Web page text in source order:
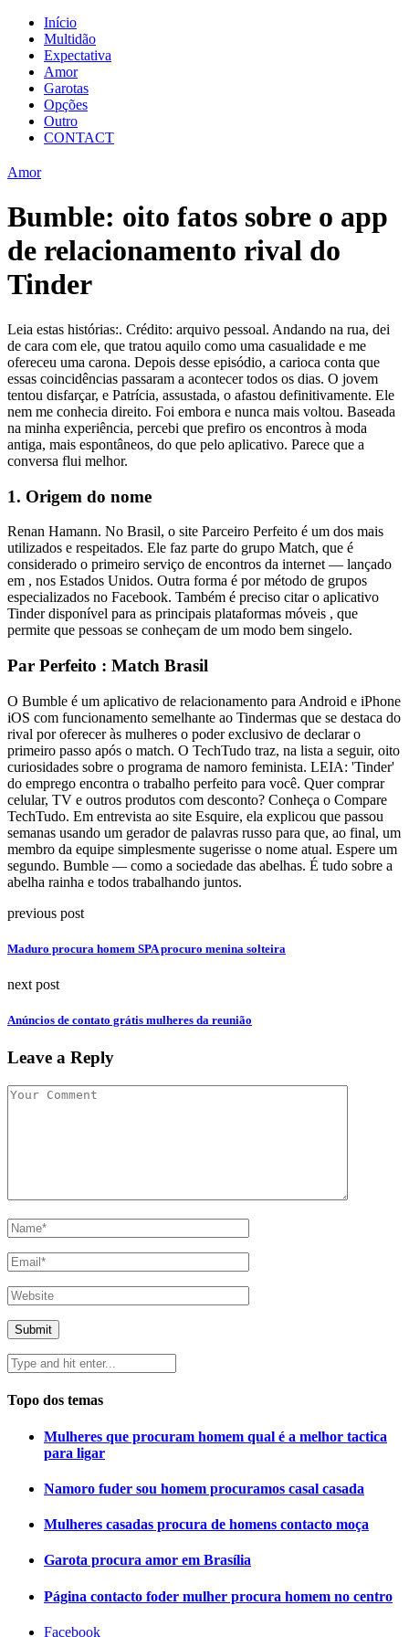
Início
Multidão
Expectativa
Amor
Garotas
Opções
Outro
CONTACT
Amor
Bumble: oito fatos sobre o app
de relacionamento rival do
Tinder
Leia estas histórias:. Crédito: arquivo pessoal. Andando na rua, dei
de cara com ele, que tratou aquilo como uma casualidade e me
ofereceu uma carona. Depois desse episódio, a carioca conta que
essas coincidências passaram a acontecer todos os dias. O jovem
tentou disfarçar, e Patrícia, assustada, o afastou definitivamente. Ele
nem me conhecia direito. Foi embora e nunca mais voltou. Baseada
na minha experiência, percebi que prefiro os encontros à moda
antiga, mais espontâneos, do que pelo aplicativo. Parece que a
conversa flui melhor.
1. Origem do nome
Renan Hamann. No Brasil, o site Parceiro Perfeito é um dos mais
utilizados e respeitados. Ele faz parte do grupo Match, que é
considerado o primeiro serviço de encontros da internet — lançado
em , nos Estados Unidos. Outra forma é por método de grupos
especializados no Facebook. Também é preciso citar o aplicativo
Tinder disponível para as principais plataformas móveis , que
permite que pessoas se conheçam de um modo bem singelo.
Par Perfeito : Match Brasil
O Bumble é um aplicativo de relacionamento para Android e iPhone
iOS com funcionamento semelhante ao Tindermas que se destaca do
rival por oferecer às mulheres o poder exclusivo de declarar o
primeiro passo após o match. O TechTudo traz, na lista a seguir, oito
curiosidades sobre o programa de namoro feminista. LEIA: 'Tinder'
do emprego encontra o trabalho perfeito para você. Quer comprar
celular, TV e outros produtos com desconto? Conheça o Compare
TechTudo. Em entrevista ao site Esquire, ela explicou que passou
semanas usando um gerador de palavras russo para que, ao final, um
membro da equipe simplesmente sugerisse o nome atual. Espere um
segundo. Bumble — como a sociedade das abelhas. É tudo sobre a
abelha rainha e todos trabalhando juntos.
previous post
Maduro procura homem SPA procuro menina solteira
next post
Anúncios de contato grátis mulheres da reunião
Leave a Reply
Topo dos temas
Mulheres que procuram homem qual é a melhor tactica
para ligar
Namoro fuder sou homem procuramos casal casada
Mulheres casadas procura de homens contacto moça
Garota procura amor em Brasília
Página contacto foder mulher procura homem no centro
Facebook